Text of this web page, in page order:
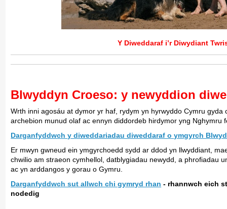
Y Diweddaraf i’r Diwydiant
Blwyddyn Croeso: y newyddion
Wrth inni agosáu at dymor yr haf, rydym yn hyrwyddo Cymru
archebion munud olaf ac ennyn diddordeb hirdymor yng Nghymru
Darganfyddwch y diweddariadau diweddaraf o ymgyrch
Er mwyn gwneud ein ymgyrchoedd sydd ar ddod yn llwyddiant,
chwilio am straeon cymhellol, datblygiadau newydd, a phrofiadau
ac yn arddangos y gorau o Gymru.
Darganfyddwch sut allwch chi gymryd rhan - rhannwch eich
nodedig